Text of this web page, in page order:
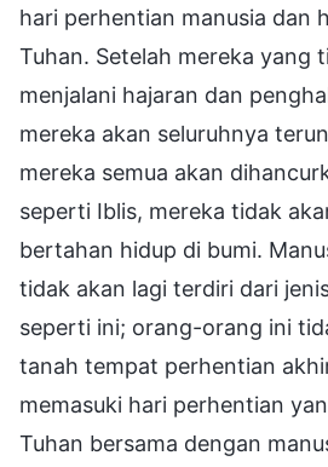
hari perhentian manusia dan
Tuhan. Setelah mereka yang
menjalani hajaran dan
mereka akan seluruhnya
mereka semua akan
seperti Iblis, mereka tidak
bertahan hidup di bumi.
tidak akan lagi terdiri dari
seperti ini; orang-orang ini
tanah tempat perhentian
memasuki hari perhentian
Tuhan bersama dengan